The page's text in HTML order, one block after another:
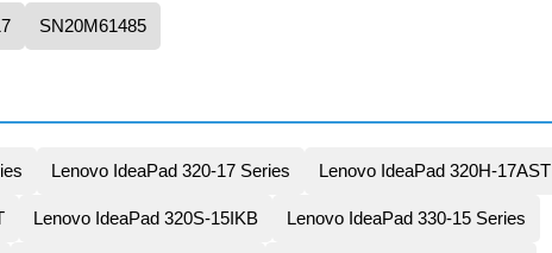
SN20M61485
Lenovo IdeaPad 320-17 Series Lenovo IdeaPad 320H-17AST
Lenovo IdeaPad 320S-15IKB Lenovo IdeaPad 330-15 Series